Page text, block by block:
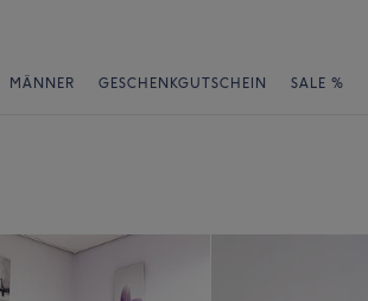
MÄNNER GESCHENKGUTSCHEIN SALE %